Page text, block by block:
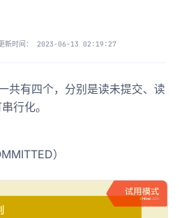
新时间： 2023-06-13 02:19:27
共有四个，分别是读未提交、读
行化。
）